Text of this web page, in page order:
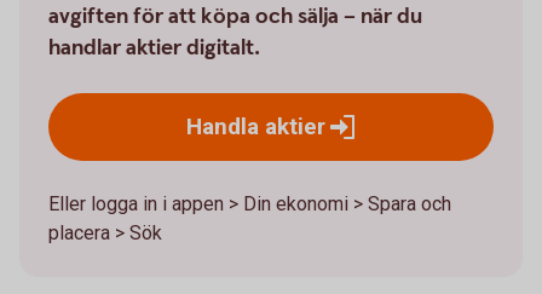
avgiften för att köpa och sälja – när du
handlar aktier digitalt.
Handla aktier
Eller logga in i appen > Din ekonomi > Spara och
placera > Sök